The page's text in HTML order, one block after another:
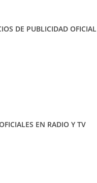
DE PUBLICIDAD OFICIAL
EN RADIO Y TV